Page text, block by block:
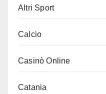
Altri Sport
Calcio
Casinò Online
Catania